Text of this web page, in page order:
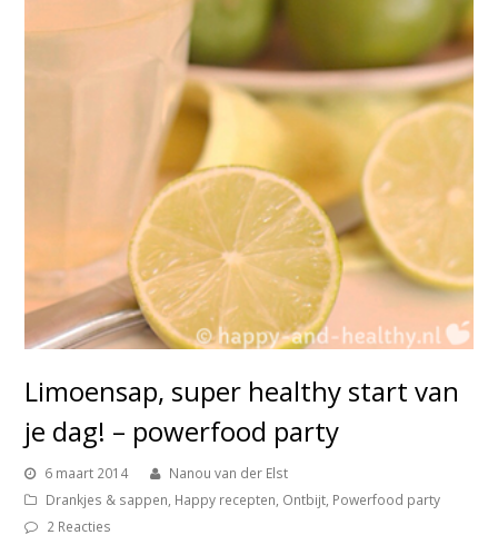
Limoensap, super healthy start van
je dag! – powerfood party
6 maart 2014
Nanou van der Elst
Drankjes & sappen, Happy recepten, Ontbijt, Powerfood party
2 Reacties